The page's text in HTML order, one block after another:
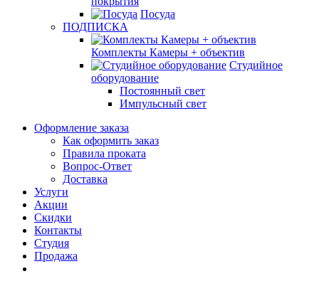
Посуда
ПОДПИСКА
Комплекты Камеры + объектив
Студийное
оборудование
Постоянный свет
Импульсный свет
Оформление заказа
Как оформить заказ
Правила проката
Вопрос-Ответ
Доставка
Услуги
Акции
Скидки
Контакты
Студия
Продажа